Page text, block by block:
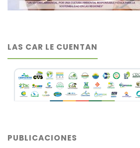
LAS CAR LE CUENTAN
PUBLICACIONES